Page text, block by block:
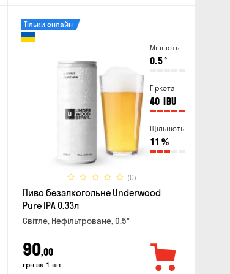
Міцність
0.5°
Гіркота
40 IBU
Щільність
11 %
(0)
Тільки онлайн
Пиво безалкогольне Underwood
Pure IPA 0.33л
Світле, Нефільтроване, 0.5°
90,00
грн за 1 шт